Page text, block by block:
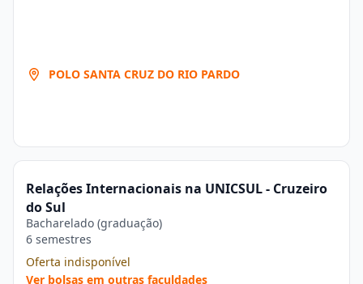
POLO SANTA CRUZ DO RIO PARDO
Relações Internacionais na UNICSUL - Cruzeiro
do Sul
Bacharelado (graduação)
6 semestres
Oferta indisponível
Ver bolsas em outras faculdades